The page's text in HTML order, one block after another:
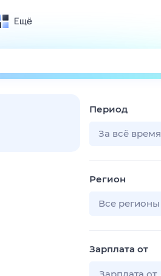
Ещё
Поиск
ТВ-программа
Период
За всё время
Регион
Все регионы
Зарплата от